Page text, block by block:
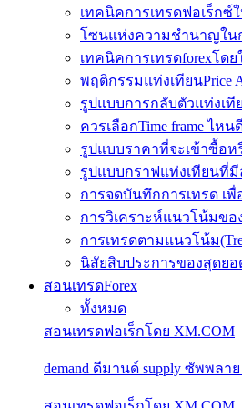
เทคนิคการเทรดฟอเร็กซ์
โซนแห่งความชำนาญในก
เทคนิคการเทรดforexโดย
พฤติกรรมแท่งเทียนPrice
รูปแบบการกลับตัวแท่งเที
ควรเลือกTime frame ไห
รูปแบบราคาที่จะเข้าซื้อหรื
รูปแบบกราฟแท่งเทียนที่มี
การจดบันทึกการเทรด เ
การวิเคราะห์แนวโน้มขอ
การเทรดตามแนวโน้ม
นิสัยสิบประการของสุดยอ
สอนเทรดForex
ทั้งหมด
สอนเทรดฟอเร็กโดย XM.COM
demand ดีมานด์ supply ซัพพลา